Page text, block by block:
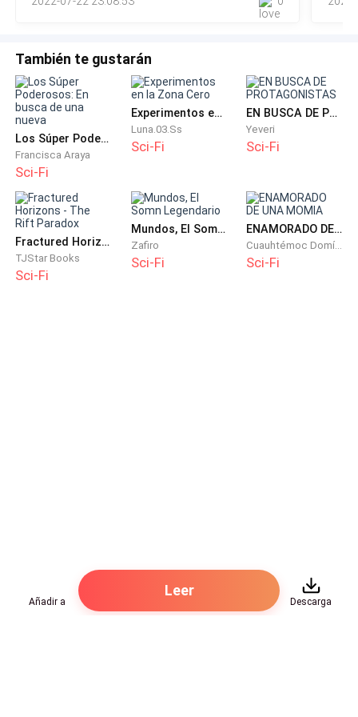
También te gustarán
Los Súper Poderosos: En busca de una nueva
Francisca Araya
Sci-Fi
Experimentos en la Zona Cero
Luna.03.Ss
Sci-Fi
EN BUSCA DE PROTAGONISTAS
Yeveri
Sci-Fi
Fractured Horizons - The Rift Paradox
TJStar Books
Sci-Fi
Mundos, El Somn Legendario
Zafiro
Sci-Fi
ENAMORADO DE UNA MOMIA
Cuauhtémoc Domínguez
Sci-Fi
Añadir a
Leer
Descarga